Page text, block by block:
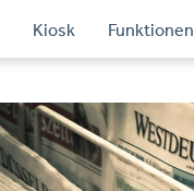
Kiosk Funktionen